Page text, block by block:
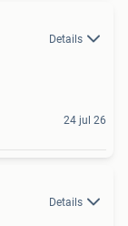
Details
24 jul 26
Details